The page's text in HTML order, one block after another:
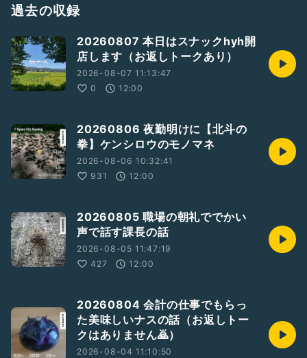
#気温３℃
#新米
#オープニングクイズ
#進化するラジオ
#オープニングの英文の発音
#レミオロメン
#hyhお便りの紹介
#hyhお返しトーク
#hyhギフトの紹介
#*ﾋｶﾙﾏﾝ*🎹さんの番組
#いくらさんの番組
#いくらのちょろピアノ
https://radiotalk.jp/program/101899
https://radiotalk.jp/program/142522
#匿名さん
🎁おいしい棒、ありがとうございました
過去の収録
20260807 本日はスナックhyh開
店します（お返しトークあり）
2026-08-07 11:13:47
0
12:00
20260806 夜勤明けに【北斗の
拳】ケンシロウのモノマネ
2026-08-06 10:32:41
931
12:00
20260805 職場の朝礼ででかい
声で話す課長の話
2026-08-05 11:47:19
427
12:00
20260804 会計の仕事でもらっ
た美味しいナスの話（お返しトー
クはありません🙇）
2026-08-04 11:10:50